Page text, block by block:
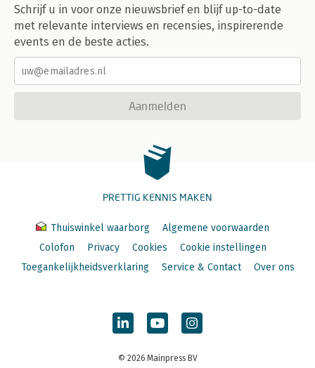
Schrijf u in voor onze nieuwsbrief en blijf up-to-date
met relevante interviews en recensies, inspirerende
events en de beste acties.
Aanmelden
PRETTIG KENNIS MAKEN
Thuiswinkel waarborg
Algemene voorwaarden
Colofon
Privacy Cookies
Cookie instellingen
Toegankelijkheidsverklaring
Service & Contact Over ons
© 2026 Mainpress BV